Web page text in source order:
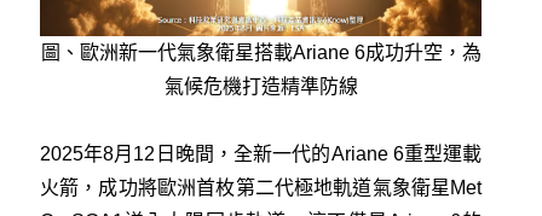
圖、歐洲新一代氣象衛星搭載Ariane 6成功升空，為
氣候危機打造精準防線
2025年8月12日晚間，全新一代的Ariane 6重型運載
火箭，成功將歐洲首枚第二代極地軌道氣象衛星Met